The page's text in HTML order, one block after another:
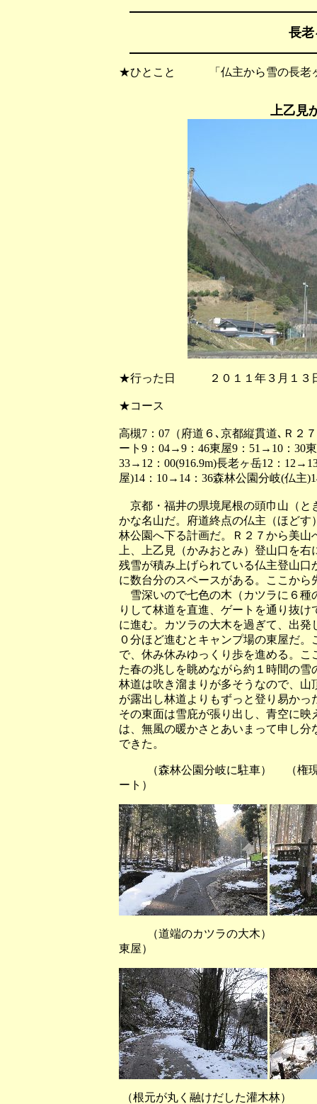
長老
★ひとこと 「仏主から雪の長老ヶ
上乙見
★行った日 ２０１１年３月１
★コース
高槻7：07（府道６､京都縦貫道､Ｒ２
ート9：04→9：46東屋9：51→10：30
33→12：00(916.9m)長老ヶ岳12：
屋)14：10→14：36森林公園分岐(仏主
京都・福井の県境尾根の頭巾山（と
かな名山だ。府道終点の仏主（ほど
林公園へ下る計画だ。Ｒ２７から美
上、上乙見（かみおとみ）登山口を
残雪が積み上げられている仏主登山
に数台分のスペースがある。ここか
雪深いので七色の木（カツラに６種
りして林道を直進、ゲートを通り抜
に進む。カツラの大木を過ぎて、出
０分ほど進むとキャンプ場の東屋だ
で、休み休みゆっくり歩を進める。
た春の兆しを眺めながら約１時間の
林道は吹き溜まりが多そうなので、
が露出し林道よりもずっと登り易か
その東面は雪庇が張り出し、青空に
は、無風の暖かさとあいまって申し
できた。
（森林公園分岐に駐車） （
ート）
（道端のカツラの大木）
東屋）
（根元が丸く融けだした灌木